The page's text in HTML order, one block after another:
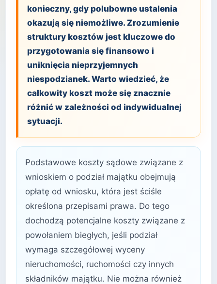
konieczny, gdy polubowne ustalenia
okazują się niemożliwe. Zrozumienie
struktury kosztów jest kluczowe do
przygotowania się finansowo i
uniknięcia nieprzyjemnych
niespodzianek. Warto wiedzieć, że
całkowity koszt może się znacznie
różnić w zależności od indywidualnej
sytuacji.
Podstawowe koszty sądowe związane z
wnioskiem o podział majątku obejmują
opłatę od wniosku, która jest ściśle
określona przepisami prawa. Do tego
dochodzą potencjalne koszty związane z
powołaniem biegłych, jeśli podział
wymaga szczegółowej wyceny
nieruchomości, ruchomości czy innych
składników majątku. Nie można również